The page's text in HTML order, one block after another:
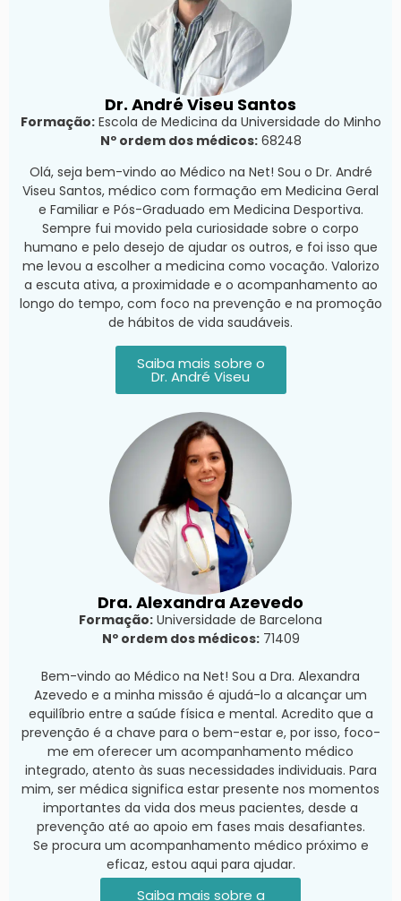
Dr. André Viseu Santos
Formação:Escola de Medicina da Universidade do Minho
Nº ordem dos médicos:68248
Olá, seja bem-vindo ao Médico na Net! Sou o Dr. André
Viseu Santos, médico com formação em Medicina Geral
e Familiar e Pós-Graduado em Medicina Desportiva.
Sempre fui movido pela curiosidade sobre o corpo
humano e pelo desejo de ajudar os outros, e foi isso que
me levou a escolher a medicina como vocação. Valorizo
a escuta ativa, a proximidade e o acompanhamento ao
longo do tempo, com foco na prevenção e na promoção
de hábitos de vida saudáveis.
Saiba mais sobre o
Dr. André Viseu
Dra. Alexandra Azevedo
Formação: Universidade de Barcelona
Nº ordem dos médicos:71409
Bem-vindo ao Médico na Net! Sou a Dra. Alexandra
Azevedo e a minha missão é ajudá-lo a alcançar um
equilíbrio entre a saúde física e mental. Acredito que a
prevenção é a chave para o bem-estar e, por isso, foco-
me em oferecer um acompanhamento médico
integrado, atento às suas necessidades individuais. Para
mim, ser médica significa estar presente nos momentos
importantes da vida dos meus pacientes, desde a
prevenção até ao apoio em fases mais desafiantes.
Se procura um acompanhamento médico próximo e
eficaz, estou aqui para ajudar.
Saiba mais sobre a